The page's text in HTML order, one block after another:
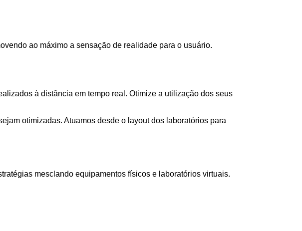
ao máximo a sensação de realidade para o usuário.
à distância em tempo real. Otimize a utilização dos seus
otimizadas. Atuamos desde o layout dos laboratórios para
mesclando equipamentos físicos e laboratórios virtuais.